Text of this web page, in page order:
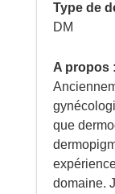
Type de
DM
A propos :
que
domaine.